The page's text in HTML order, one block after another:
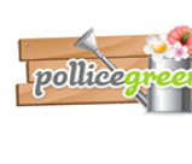
contenuto